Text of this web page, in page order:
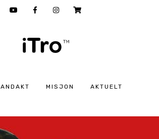
ANDAKT MISJON AKTUELT